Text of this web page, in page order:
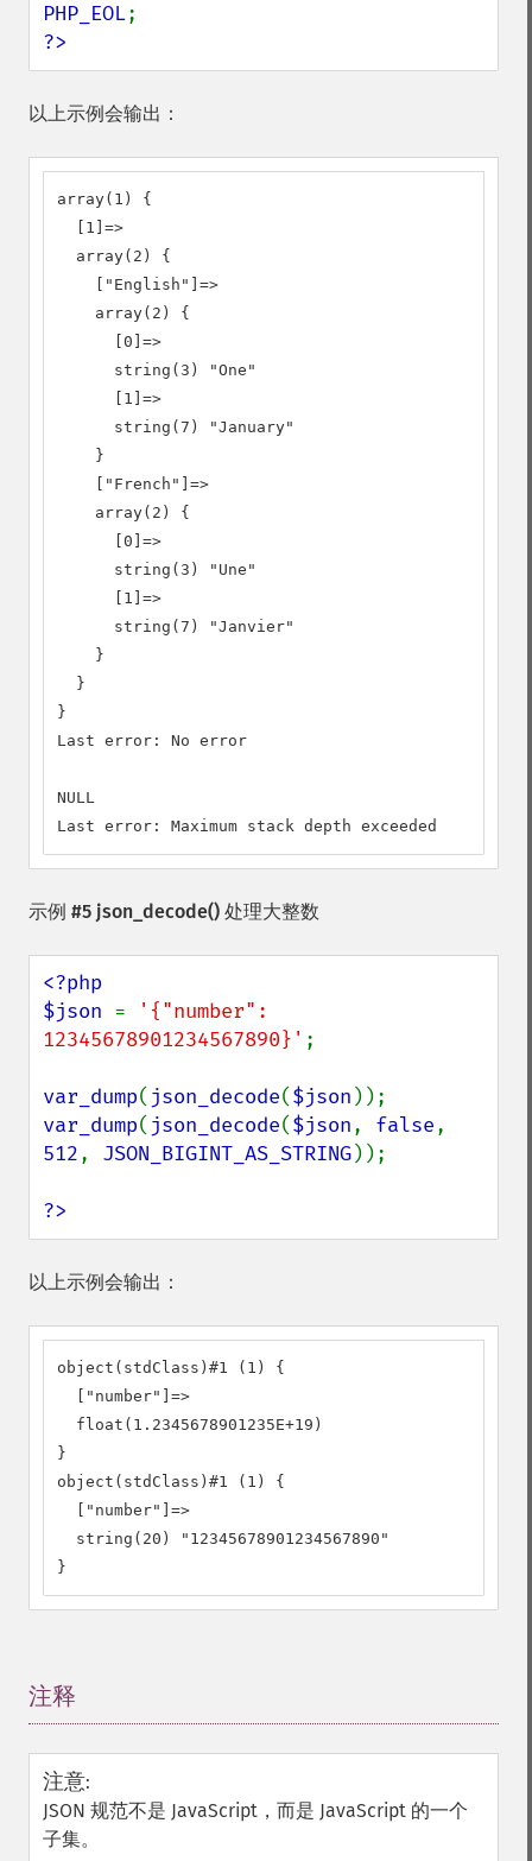
PHP_EOL
?>
以上示例会输出：
array(1) {
  [1]=>
  array(2) {
    ["English"]=>
    array(2) {
      [0]=>
      string(3) "One"
      [1]=>
      string(7) "January"
    }
    ["French"]=>
    array(2) {
      [0]=>
      string(3) "Une"
      [1]=>
      string(7) "Janvier"
    }
  }
}
Last error: No error
NULL
Last error: Maximum stack depth exceeded
示例 #5 json_decode() 处理大整数
<?php
$json =
'{"number":
12345678901234567890}' ;
var_dump( json_decode($json
var_dump( json_decode($json, false
512, JSON_BIGINT_AS_STRING));
?>
以上示例会输出：
object(stdClass)#1 (1) {
  ["number"]=>
  float(1.2345678901235E+19)
}
object(stdClass)#1 (1) {
  ["number"]=>
  string(20) "12345678901234567890"
}
注释
注意:
JSON 规范不是 JavaScript，而是 JavaScript 的一个
子集。